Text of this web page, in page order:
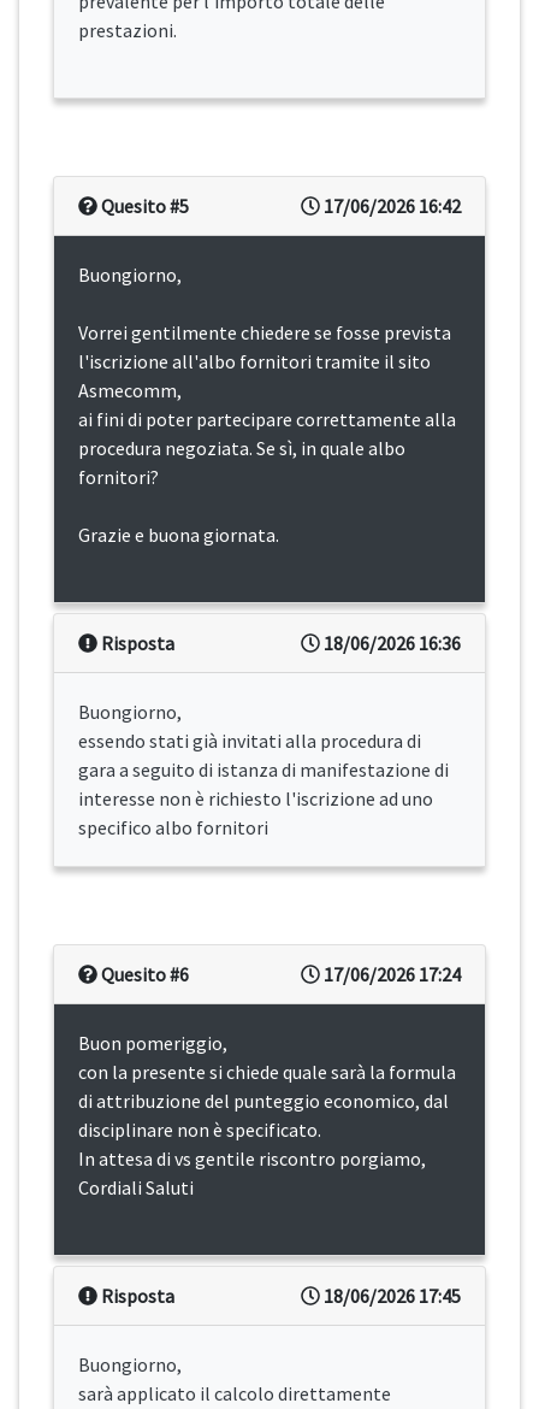
prestazioni.
17/06/2026 16:42
Quesito #5
Buongiorno,
Vorrei gentilmente chiedere se fosse prevista
l'iscrizione all'albo fornitori tramite il sito
Asmecomm,
ai fini di poter partecipare correttamente alla
procedura negoziata. Se sì, in quale albo
fornitori?
Grazie e buona giornata.
18/06/2026 16:36
Risposta
Buongiorno,
essendo stati già invitati alla procedura di
gara a seguito di istanza di manifestazione di
interesse non è richiesto l'iscrizione ad uno
specifico albo fornitori
17/06/2026 17:24
Quesito #6
Buon pomeriggio,
con la presente si chiede quale sarà la formula
di attribuzione del punteggio economico, dal
disciplinare non è specificato.
In attesa di vs gentile riscontro porgiamo,
Cordiali Saluti
18/06/2026 17:45
Risposta
Buongiorno,
sarà applicato il calcolo direttamente